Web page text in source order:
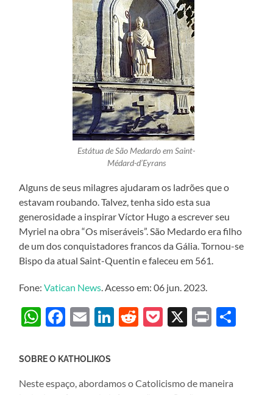
Estátua de São Medardo em Saint-
Médard-d’Eyrans
Alguns de seus milagres ajudaram os ladrões que o
estavam roubando. Talvez, tenha sido esta sua
generosidade a inspirar Víctor Hugo a escrever seu
Myriel na obra “Os miseráveis”. São Medardo era filho
de um dos conquistadores francos da Gália. Tornou-se
Bispo da atual Saint-Quentin e faleceu em 561.
Fone:Vatican News. Acesso em: 06 jun. 2023.
WhatsApp
Facebook
EmailLinkedIn
Reddit
Pocket
X Print
SOBRE O KATHOLIKOS
Neste espaço, abordamos o Catolicismo de maneira